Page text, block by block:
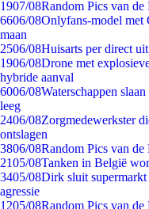
1907/08Random Pics van de
6606/08Onlyfans-model met
maan
2506/08Huisarts per direct
1906/08Drone met
hybride aanval
6006/08Waterschappen
leeg
2406/08Zorgmedewerkster
ontslagen
3806/08Random Pics van de
2105/08Tanken in België
3405/08Dirk sluit
agressie
1205/08Random Pics van de